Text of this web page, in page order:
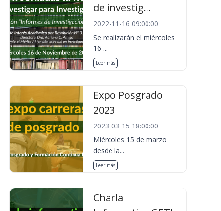
de investig...
2022-11-16 09:00:00
Se realizarán el miércoles
16 ...
Leer más
Expo Posgrado
2023
2023-03-15 18:00:00
Miércoles 15 de marzo
desde la...
Leer más
Charla